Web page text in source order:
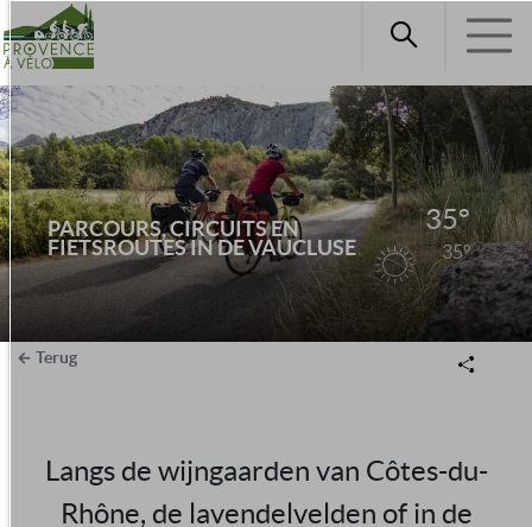
35°
35°
PARCOURS, CIRCUITS EN
FIETSROUTES IN DE VAUCLUSE
Terug
Langs de wijngaarden van Côtes-du-
Rhône, de lavendelvelden of in de